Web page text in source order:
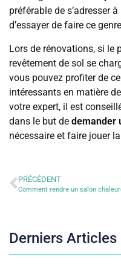
préférable de s’adresser
d’essayer de faire ce
Lors de rénovations, si le
revêtement de sol se
vous pouvez profiter de
intéressants en matière
votre expert, il est
dans le but de demander
nécessaire et faire jouer
PRÉCÉDENT
Derniers Articles